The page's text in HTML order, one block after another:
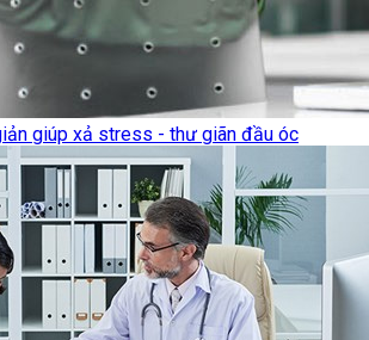
giúp xả stress - thư giãn đầu óc